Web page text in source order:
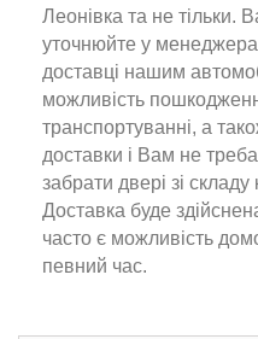
Леонівка та не тільки.
уточнюйте у
доставці нашим
можливість
транспортуванні, а
доставки і Вам не
забрати двері зі складу
Доставка буде
часто є можливість
певний час.